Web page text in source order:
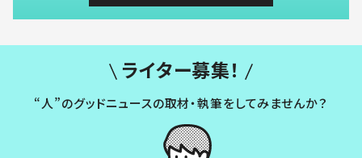
ライター募集！
“人”のグッドニュースの取材・執筆をしてみませんか？